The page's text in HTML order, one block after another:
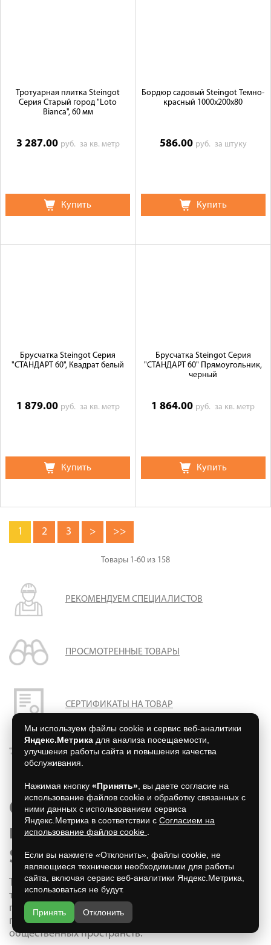
Тротуарная плитка Steingot
Серия Старый город "Loto
Bianca", 60 мм
3 287.00 руб. за кв. метр
Купить
Бордюр садовый Steingot Темно-
красный 1000х200х80
586.00 руб. за штуку
Купить
Брусчатка Steingot Серия
"СТАНДАРТ 60", Квадрат белый
1 879.00 руб. за кв. метр
Купить
Брусчатка Steingot Серия
"СТАНДАРТ 60" Прямоугольник,
черный
1 864.00 руб.за кв. метр
Купить
1 2 3 > >>
Товары 1-60 из 158
РЕКОМЕНДУЕМ СПЕЦИАЛИСТОВ
ПРОСМОТРЕННЫЕ ТОВАРЫ
СЕРТИФИКАТЫ НА ТОВАР
ДОСТАВКА БЕСПЛАТНО
Создайте идеальное
пространство с плиткой
Steingot
Тротуарная плитка Steingot сочетает прочность,
точную геометрию и выразительный дизайн. Она
подходит для частных домов, садовых дорожек,
парковок, въездных зон, коммерческих и
общественных пространств.
Мы используем файлы cookie и сервис веб-аналитики
Яндекс.Метрика для анализа посещаемости,
улучшения работы сайта и повышения качества
обслуживания.
Нажимая кнопку «Принять» , вы даете согласие на
использование файлов cookie и обработку связанных с
ними данных с использованием сервиса
Яндекс.Метрика в соответствии с Согласием на
использование файлов cookie
Если вы нажмете «Отклонить», файлы cookie, не
являющиеся технически необходимыми для работы
сайта, включая сервис веб-аналитики Яндекс.Метрика,
использоваться не будут.
Принять Отклонить